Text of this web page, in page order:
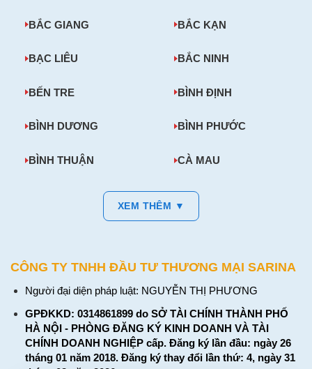
BẮC GIANG BẮC KẠN
BẠC LIÊU BẮC NINH
BẾN TRE BÌNH ĐỊNH
BÌNH DƯƠNG BÌNH PHƯỚC
BÌNH THUẬN CÀ MAU
XEM THÊM ▼
CÔNG TY TNHH ĐẦU TƯ THƯƠNG MẠI SARINA
Người đại diện pháp luật: NGUYỄN THỊ PHƯƠNG
GPĐKKD: 0314861899 do SỞ TÀI CHÍNH THÀNH PHỐ
HÀ NỘI - PHÒNG ĐĂNG KÝ KINH DOANH VÀ TÀI
CHÍNH DOANH NGHIỆP cấp. Đăng ký lần đầu: ngày 26
tháng 01 năm 2018. Đăng ký thay đổi lần thứ: 4, ngày 31